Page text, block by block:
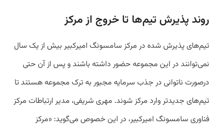
روند پذیرش تیم‌ها تا خروج از مرکز
تیم‌های پذیرش شده در مرکز سامسونگ امیرکبیر بیش از یک سال
نمی‌توانند در این مجموعه حضور داشته باشند و پس از آن حتی
درصورت ناتوانی در جذب سرمایه مجبور به ترک مجموعه هستند تا
تیم‌های جدید‌تر وارد مرکز شوند. مهری شریفی، مدیر ارتباطات مرکز
فناوری سامسونگ امیرکبیر، در این خصوص می‌گوید: «مرکز